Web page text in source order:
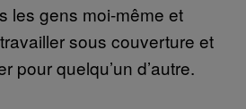
les gens moi-même et
travailler sous couverture et
pour quelqu’un d’autre.